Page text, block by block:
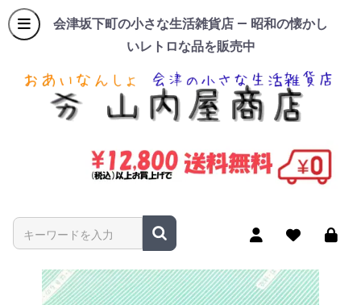
会津坂下町の小さな生活雑貨店 — 昭和の懐かし
いレトロな品を販売中
商品名やキーワードを入力